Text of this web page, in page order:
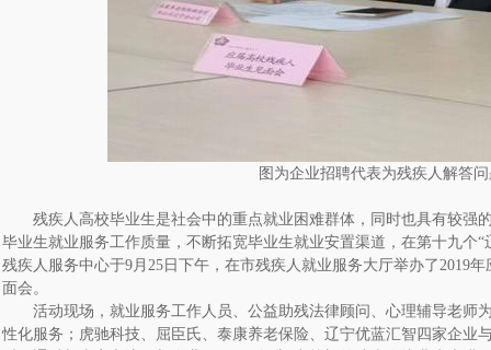
图为企业招聘代表为残疾人解答
残疾人高校毕业生是社会中的重点就业困难群体，同时也具有较强
毕业生就业服务工作质量，不断拓宽毕业生就业安置渠道，在第十九个
残疾人服务中心于9月25日下午，在市残疾人就业服务大厅举办了2019
面会。
活动现场，就业服务工作人员、公益助残法律顾问、心理辅导老师
性化服务；虎驰科技、屈臣氏、泰康养老保险、辽宁优蓝汇智四家企业